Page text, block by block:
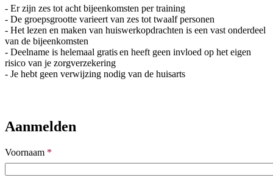
- Er zijn zes tot acht bijeenkomsten per training
- De groepsgrootte varieert van zes tot twaalf personen
- Het lezen en maken van huiswerkopdrachten is een vast onderdeel
van de bijeenkomsten
- Deelname is helemaal gratis en heeft geen invloed op het eigen
risico van je zorgverzekering
- Je hebt geen verwijzing nodig van de huisarts
Aanmelden
Naam en achternaam
Voornaam *